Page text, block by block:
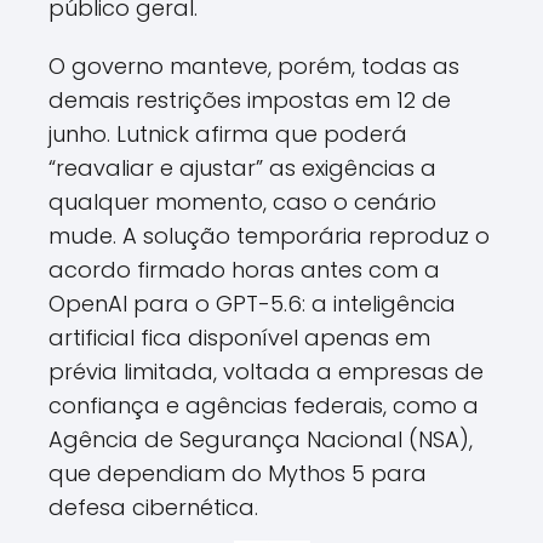
público geral.
O governo manteve, porém, todas as
demais restrições impostas em 12 de
junho. Lutnick afirma que poderá
“reavaliar e ajustar” as exigências a
qualquer momento, caso o cenário
mude. A solução temporária reproduz o
acordo firmado horas antes com a
OpenAI para o GPT-5.6: a inteligência
artificial fica disponível apenas em
prévia limitada, voltada a empresas de
confiança e agências federais, como a
Agência de Segurança Nacional (NSA),
que dependiam do Mythos 5 para
defesa cibernética.